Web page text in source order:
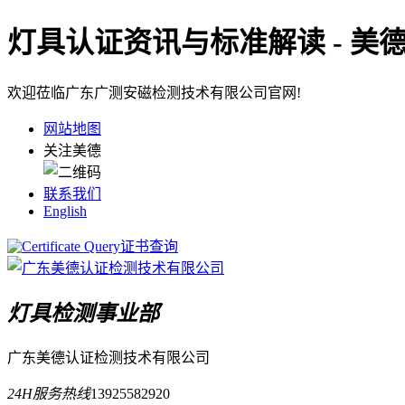
灯具认证资讯与标准解读 - 美
欢迎莅临广东广测安磁检测技术有限公司官网!
网站地图
关注美德
联系我们
English
证书查询
灯具检测事业部
广东美德认证检测技术有限公司
24H服务热线13925582920